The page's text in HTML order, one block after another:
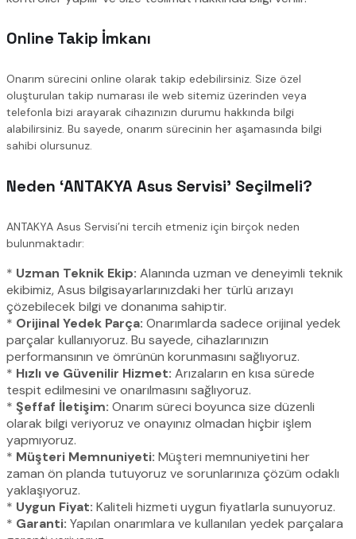
Online Takip İmkanı
Onarım sürecini online olarak takip edebilirsiniz. Size özel
oluşturulan takip numarası ile web sitemiz üzerinden veya
telefonla bizi arayarak cihazınızın durumu hakkında bilgi
alabilirsiniz. Bu sayede, onarım sürecinin her aşamasında bilgi
sahibi olursunuz.
Neden ‘ANTAKYA Asus Servisi’ Seçilmeli?
ANTAKYA Asus Servisi’ni tercih etmeniz için birçok neden
bulunmaktadır:
* Uzman Teknik Ekip: Alanında uzman ve deneyimli teknik
ekibimiz, Asus bilgisayarlarınızdaki her türlü arızayı
çözebilecek bilgi ve donanıma sahiptir.
* Orijinal Yedek Parça: Onarımlarda sadece orijinal yedek
parçalar kullanıyoruz. Bu sayede, cihazlarınızın
performansının ve ömrünün korunmasını sağlıyoruz.
* Hızlı ve Güvenilir Hizmet: Arızaların en kısa sürede
tespit edilmesini ve onarılmasını sağlıyoruz.
* Şeffaf İletişim: Onarım süreci boyunca size düzenli
olarak bilgi veriyoruz ve onayınız olmadan hiçbir işlem
yapmıyoruz.
* Müşteri Memnuniyeti: Müşteri memnuniyetini her
zaman ön planda tutuyoruz ve sorunlarınıza çözüm odaklı
yaklaşıyoruz.
* Uygun Fiyat: Kaliteli hizmeti uygun fiyatlarla sunuyoruz.
* Garanti: Yapılan onarımlara ve kullanılan yedek parçalara